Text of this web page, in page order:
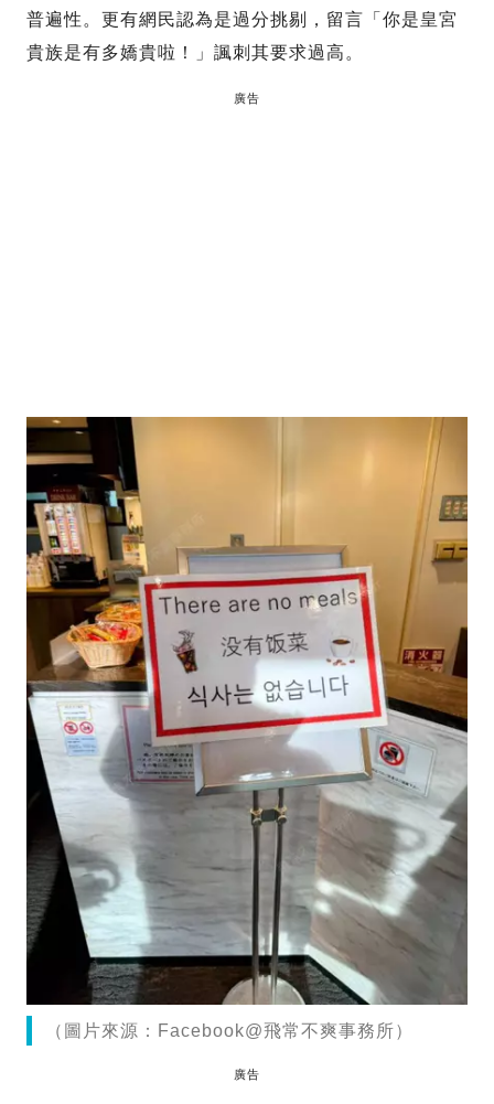
普遍性。更有網民認為是過分挑剔，留言「你是皇宮
貴族是有多嬌貴啦！」諷刺其要求過高。
廣告
（圖片來源：Facebook@飛常不爽事務所）
廣告